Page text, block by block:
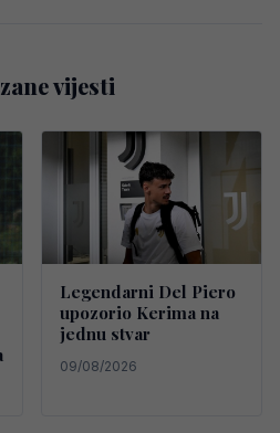
vijesti
Legendarni Del Piero
upozorio Kerima na
jednu stvar
09/08/2026